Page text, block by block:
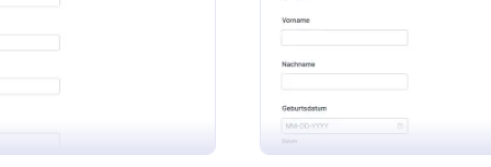
: Gemeinde Informationsformular Vorschau